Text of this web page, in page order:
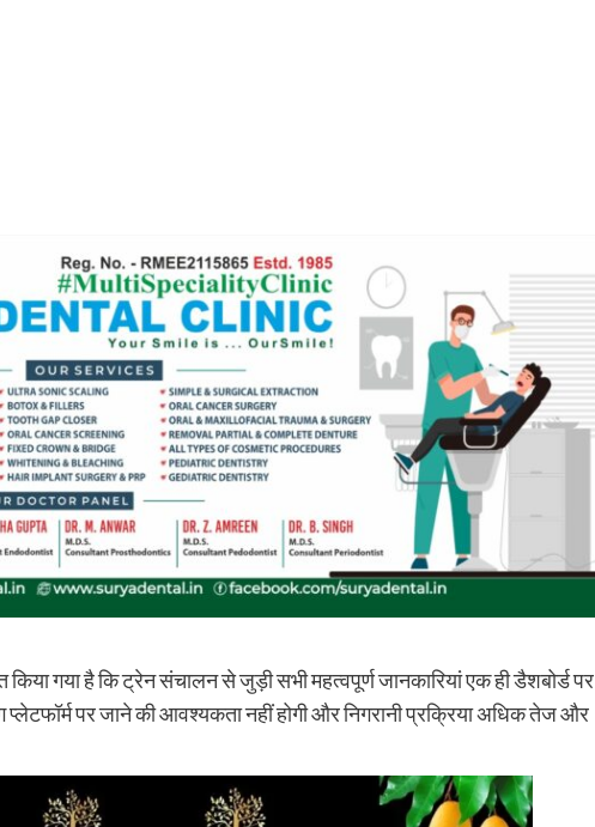
गया है कि ट्रेन संचालन से जुड़ी सभी महत्वपूर्ण जानकारियां एक ही डैशबोर्ड पर
पर जाने की आवश्यकता नहीं होगी और निगरानी प्रक्रिया अधिक तेज और